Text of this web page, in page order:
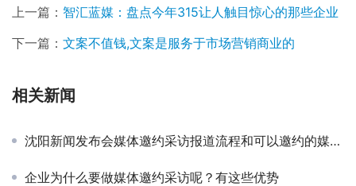
上一篇： 智汇蓝媒：盘点今年315让人触目惊心的那些企业
下一篇： 文案不值钱,文案是服务于市场营销商业的
相关新闻
沈阳新闻发布会媒体邀约采访报道流程和可以邀约的媒体有哪些呢
企业为什么要做媒体邀约采访呢？有这些优势